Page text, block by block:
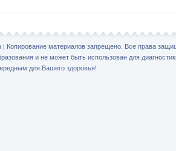
| Копирование материалов запрещено. Все права
и не может быть использован для
для Вашего здоровья!